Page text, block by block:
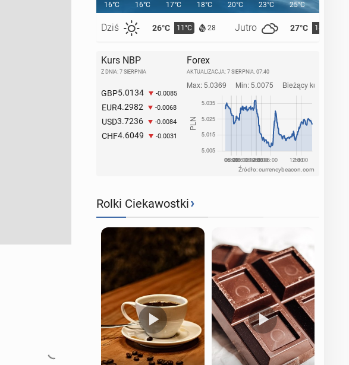
16°C
Dziś 26°C 11°C 28 Jutro 27°C 14°C
16°C 17°C 18°C 20°C 23°C 25°C
Kurs NBP
Z DNIA: 7 SIERPNIA
GBP5.0134 -0.0085
EUR4.2982 -0.0068
USD3.7236 -0.0084
CHF4.6049 -0.0031
Forex
AKTUALIZACJA: 7 SIERPNIA, 07:40
Źródło: currencybeacon.com
Rolki Ciekawostki›